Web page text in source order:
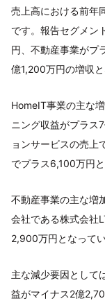
売上高における前年
です。報告セグメン
円、不動産事業がプ
億1,200万円の増収と
HomeIT事業の主な
ニング収益がプラス
ョンサービスの売上
でプラス6,100万円と
不動産事業の主な増
会社である株式会社
2,900万円となってい
主な減少要因として
益がマイナス2億